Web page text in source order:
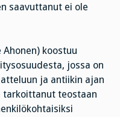
saavuttanut ei ole
koostuu
jossa on
ja antiikin ajan
tarkoittanut teostaan